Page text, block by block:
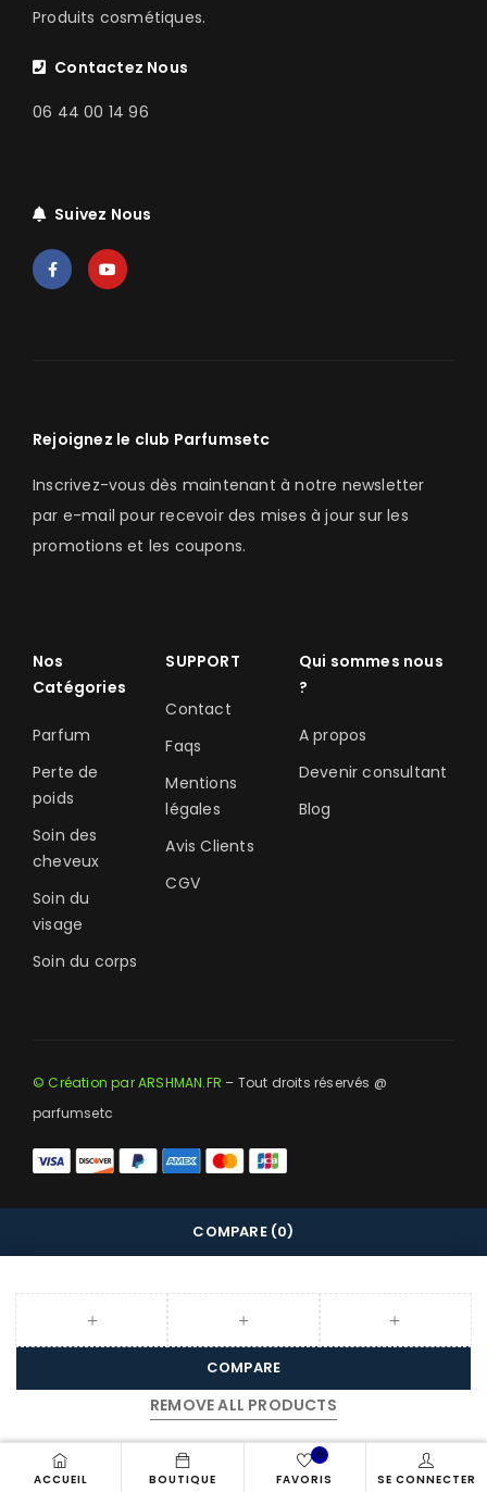
Produits cosmétiques.
Contactez Nous
06 44 00 14 96
Suivez Nous
Qui sommes nous
?
A propos
Devenir consultant
Blog
SUPPORT
Contact
Faqs
Mentions
légales
Avis Clients
CGV
Nos
Catégories
Parfum
Perte de
poids
Soin des
cheveux
Soin du
visage
Soin du corps
Rejoignez le club Parfumsetc
Inscrivez-vous dès maintenant à notre newsletter
par e-mail pour recevoir des mises à jour sur les
promotions et les coupons.
© Création par ARSHMAN.FR – Tout droits réservés @
parfumsetc
ACCUEIL BOUTIQUE FAVORIS
0
SE CONNECTER
COMPARE (0)
COMPARE
REMOVE ALL PRODUCTS